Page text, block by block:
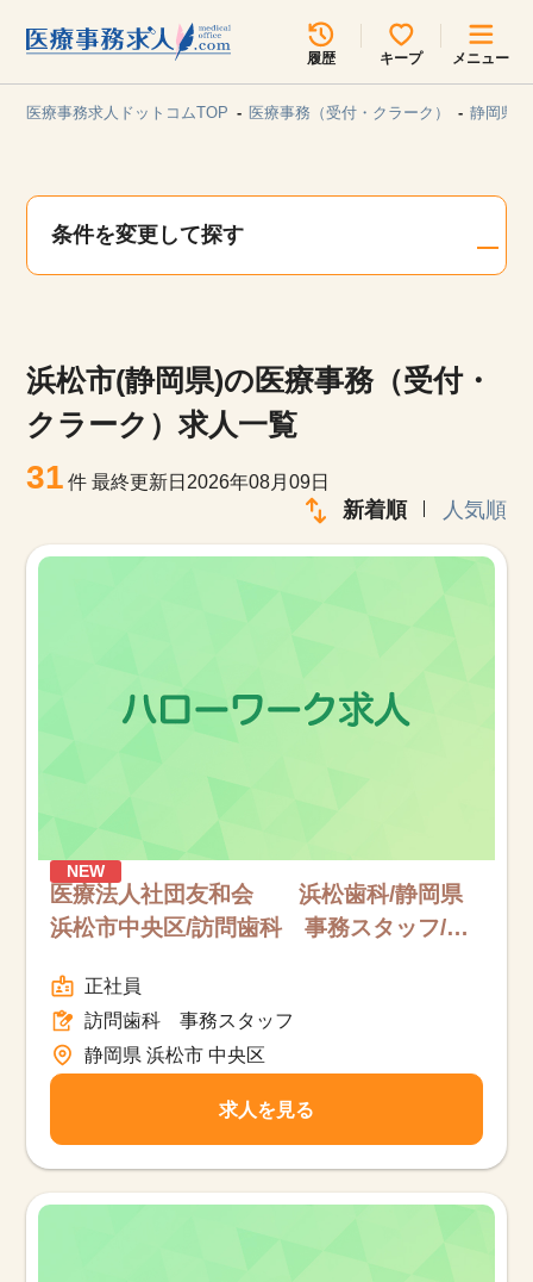
履歴 キープ メニュー
見学会・イベント情報
サイトの使い方
人材をお探しの医療機関・企業様
運営会社
医療事務求人ドットコムTOP 医療事務（受付・クラーク） 静岡県/
条件を変更して探す
浜松市(静岡県)の医療事務（受付・
クラーク）求人一覧
31 件最終更新日2026年08月09日
新着順 人気順
NEW
医療法人社団友和会 浜松歯科/静岡県
浜松市中央区/訪問歯科 事務スタッフ/フ
正社員
訪問歯科 事務スタッフ
静岡県 浜松市 中央区
求人を見る
所在地のエリアを選択してください
各支店担当よりご連絡させていただきます。
関東
甲信越・北陸 中国・四国
九州・沖縄